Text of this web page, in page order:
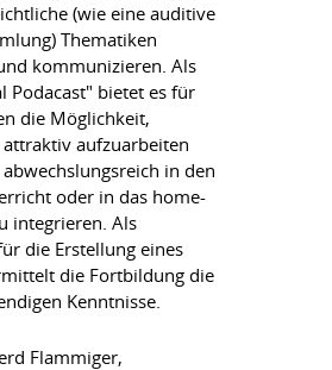
(wie eine auditive
Thematiken
kommunizieren. Als
Podacast" bietet es für
die Möglichkeit,
aufzuarbeiten
abwechslungsreich in den
oder in das home-
integrieren. Als
die Erstellung eines
die Fortbildung die
Kenntnisse.
Flammiger,